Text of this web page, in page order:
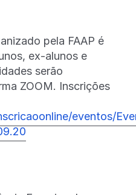
pela FAAP é
ex-alunos e
serão
ZOOM. Inscrições
eventos/